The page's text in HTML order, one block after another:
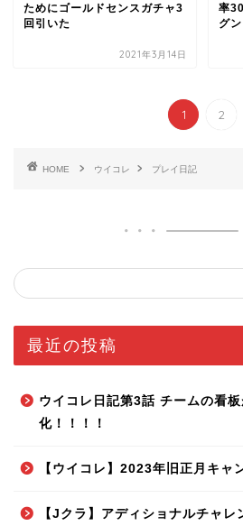
ためにゴールドセンスガチャ3
回引いた
2021年3月14日
率
グン
1 2
HOME ウイコレ プレイ日記
最近の投稿
ウイコレ日記第3話 チームの看
化！！！！
【ウイコレ】2023年旧正月キャ
【Jクラ】アディショナルチャ